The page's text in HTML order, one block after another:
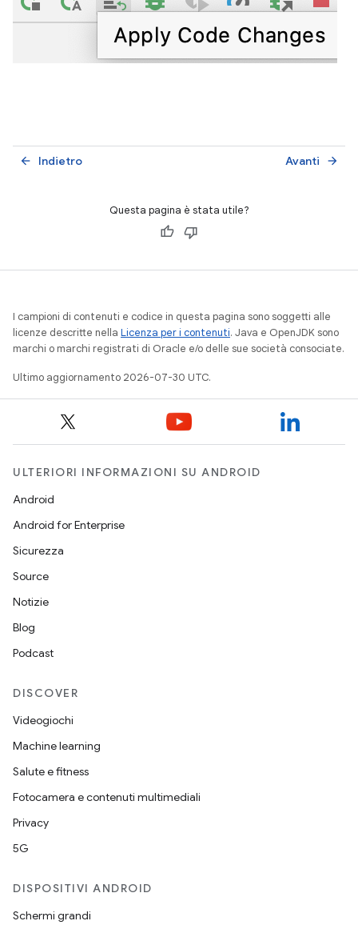
Indietro
arrow_back Avanti arrow_forward
Questa pagina è stata utile?
I campioni di contenuti e codice in questa pagina sono soggetti alle
licenze descritte nella Licenza per i contenuti. Java e OpenJDK sono
marchi o marchi registrati di Oracle e/o delle sue società consociate.
Ultimo aggiornamento 2026-07-30 UTC.
ULTERIORI INFORMAZIONI SU ANDROID
Android
Android for Enterprise
Sicurezza
Source
Notizie
Blog
Podcast
DISCOVER
Videogiochi
Machine learning
Salute e fitness
Fotocamera e contenuti multimediali
Privacy
5G
DISPOSITIVI ANDROID
Schermi grandi